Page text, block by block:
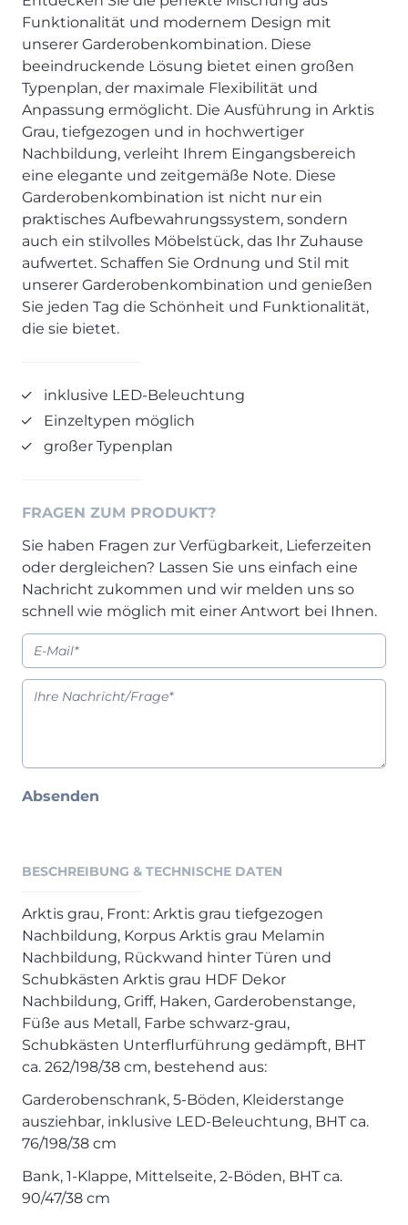
Bar- & Barhockersysteme
Beimöbel
Einzelstühle & Stuhlsysteme
Einzeltische & Tischsysteme
ALLES ANZEIGEN
SOFA, COUCH & CO.
2er Sofas & Funktionssofas
Systemgarnituren Leder
Systemgarnituren Stoff
Sessel & Hocker
ALLES ANZEIGEN
Einzelbetten & Futonbetten
Folie & Lack
Einzelmöbel & Schuhschränke
Dielenprogramme
Couchtische
Spiegel
ALLES ANZEIGEN
PROSPEKTE & KATALOGE
Henders & Hazel Katalog
XOOON Prospekt
SALE
Wohnzimmer
Schlafzimmer
Esszimmer
KÜCHENTECHNIK
Dunstabzug im Kochfeld
Bora - The end of normal
Neff - Mehr Raum für Kreativität
Siemens - Intelligente Lösungen für dein Zuhause
Liebherr - hat den Kühlschrank zwar nicht neu erfunden.
Aber fast.
Naber - Für die perfekte Küche
Quooker – Der Wasserhahn, der alles kann
Systemceram - Das Geheimnis langlebiger
Küchenspülen
Villeroy & Boch - Design trifft auf Funktionalität
Lebensraum Küche
Prisma Journal
KÜCHEN PROSPEKTE
Lebensraum Küche
Prisma Journal
KÜCHENTECHNIK
Neff - Mehr Raum für Kreativität
BORA - The end of normal
AKTIONEN
Der neue MDS Prospekt
25 Küchen zu Sonderkonditionen
SCHLAFZIMMER
ALLES ANZEIGEN
ESSZIMMER
ALLES ANZEIGEN
KÜCHE
ALLE ANZEIGEN
Historie & Philosophie
360° Rundgang
Kunden-Bewertungen
Über uns
UNSER SERVICE
Aufmaß-Service
Entsorgungs-Service
Finanzkauf-Service
Montage-Service
Interior Design Service
Newsletter-Anmeldung
SERVICES IM ÜBERBLICK
Auszubildende (m/w/d) - Kaufleute im Einzelhandel
Möbelverkäufer (m/w/d)
Marketing-Manager (m/w/d)
Schreiner/Monteur (m/w/d)
KONTAKT & FORMULARE
Kontakt
Beratungstermin vereinbaren
Auftragsstatus anfordern
Wunsch-Liefertermin
Funktionalität und modernem Design mit
unserer Garderobenkombination. Diese
beeindruckende Lösung bietet einen großen
Typenplan, der maximale Flexibilität und
Anpassung ermöglicht. Die Ausführung in Arktis
Grau, tiefgezogen und in hochwertiger
Nachbildung, verleiht Ihrem Eingangsbereich
eine elegante und zeitgemäße Note. Diese
Garderobenkombination ist nicht nur ein
praktisches Aufbewahrungssystem, sondern
auch ein stilvolles Möbelstück, das Ihr Zuhause
aufwertet. Schaffen Sie Ordnung und Stil mit
unserer Garderobenkombination und genießen
Sie jeden Tag die Schönheit und Funktionalität,
die sie bietet.
inklusive LED-Beleuchtung
Einzeltypen möglich
großer Typenplan
FRAGEN ZUM PRODUKT?
Sie haben Fragen zur Verfügbarkeit, Lieferzeiten
oder dergleichen? Lassen Sie uns einfach eine
Nachricht zukommen und wir melden uns so
schnell wie möglich mit einer Antwort bei Ihnen.
Absenden
BESCHREIBUNG & TECHNISCHE DATEN
Arktis grau, Front: Arktis grau tiefgezogen
Nachbildung, Korpus Arktis grau Melamin
Nachbildung, Rückwand hinter Türen und
Schubkästen Arktis grau HDF Dekor
Nachbildung, Griff, Haken, Garderobenstange,
Füße aus Metall, Farbe schwarz-grau,
Schubkästen Unterflurführung gedämpft, BHT
ca. 262/198/38 cm, bestehend aus:
Garderobenschrank, 5-Böden, Kleiderstange
ausziehbar, inklusive LED-Beleuchtung, BHT ca.
76/198/38 cm
Bank, 1-Klappe, Mittelseite, 2-Böden, BHT ca.
90/47/38 cm